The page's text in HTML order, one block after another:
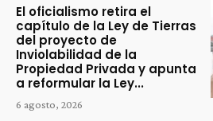
El oficialismo retira el
capítulo de la Ley de Tierras
del proyecto de
Inviolabilidad de la
Propiedad Privada y apunta
a reformular la Ley...
6 agosto, 2026